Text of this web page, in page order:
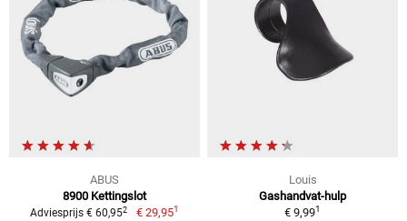
ABUS
8900 Kettingslot
Adviesprijs € 60,952 € 29,951
Louis
Gashandvat-hulp
€ 9,991